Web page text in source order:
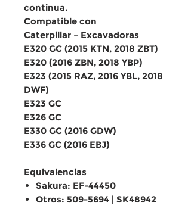
continua.
Compatible con
Caterpillar – Excavadoras
E320 GC (2015 KTN, 2018 ZBT)
E320 (2016 ZBN, 2018 YBP)
E323 (2015 RAZ, 2016 YBL, 2018
DWF)
E323 GC
E326 GC
E330 GC (2016 GDW)
E336 GC (2016 EBJ)
Equivalencias
Sakura: EF-44450
Otros: 509-5694 | SK48942